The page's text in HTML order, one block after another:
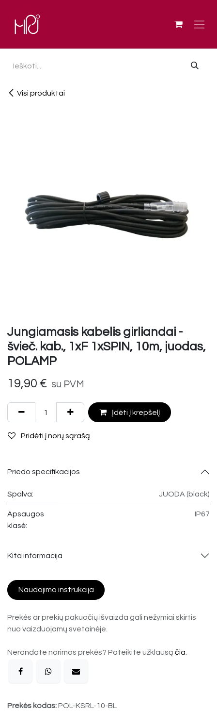
Visi produktai
Jungiamasis kabelis girliandai -
švieč. kab., 1xF 1xSPIN, 10m, juodas,
POLAMP
19,90 € su PVM
Įdėti į krepšelį
Pridėti į norų sąrašą
Priedo specifikacijos
Spalva: JUODA (black)
Apsaugos
klasė:
IP67
Kita informacija
Naudojimo instrukcija
Prekės ar prekių pakuočių išvaizda gali nežymiai skirtis
nuo vaizduojamų svetainėje.
Nerandate norimos prekės? Pateikite užklausą čia
Prekės kodas:POL-KSRL-10-BL